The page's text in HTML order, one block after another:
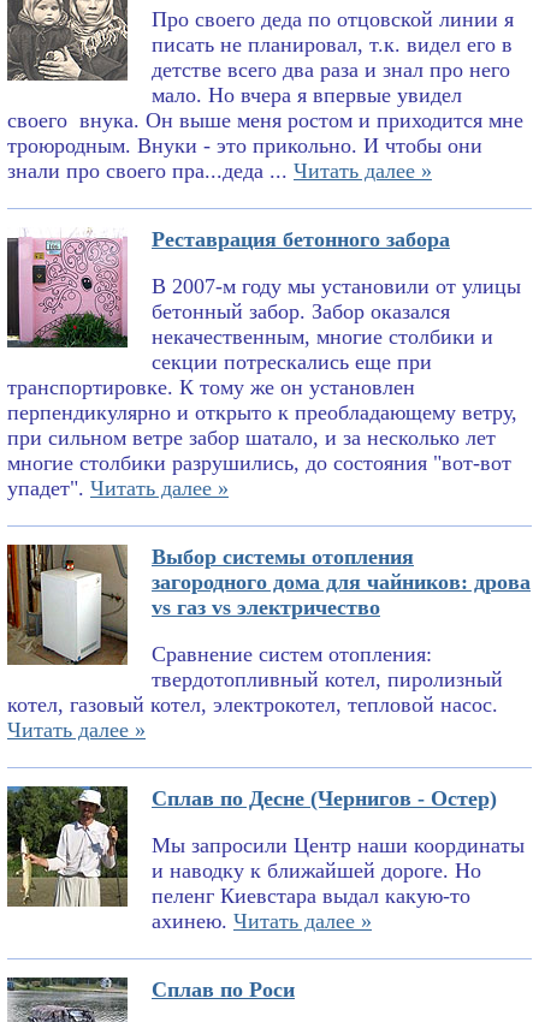
Про своего деда по отцовской линии я
писать не планировал, т.к. видел его в
детстве всего два раза и знал про него
мало. Но вчера я впервые увидел
своего внука. Он выше меня ростом и приходится мне
троюродным. Внуки - это прикольно. И чтобы они
знали про своего пра...деда ... Читать далее »
Реставрация бетонного забора
В 2007-м году мы установили от улицы
бетонный забор. Забор оказался
некачественным, многие столбики и
секции потрескались еще при
транспортировке. К тому же он установлен
перпендикулярно и открыто к преобладающему ветру,
при сильном ветре забор шатало, и за несколько лет
многие столбики разрушились, до состояния "вот-вот
упадет". Читать далее »
Выбор системы отопления
загородного дома для чайников: дрова
vs газ vs электричество
Сравнение систем отопления:
твердотопливный котел, пиролизный
котел, газовый котел, электрокотел, тепловой насос.
Читать далее »
Сплав по Десне (Чернигов - Остер)
Мы запросили Центр наши координаты
и наводку к ближайшей дороге. Но
пеленг Киевстара выдал какую-то
ахинею. Читать далее »
Сплав по Роси